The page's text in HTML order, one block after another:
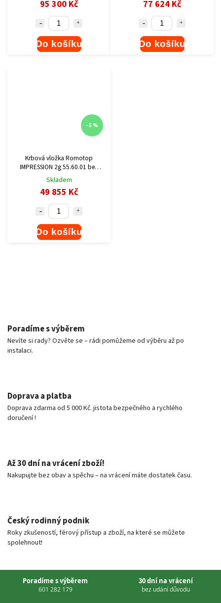
95 300 Kč
Do košíku
77 624 Kč
Do košíku
–5 %
Krbová vložka Romotop
IMPRESSION 2g 55.60.01 bez
šamotu - černá spalovací
komora
Skladem
49 855 Kč
Do košíku
Poradíme s výběrem
Nevíte si rady? Ozvěte se – rádi pomůžeme od výběru až po
instalaci.
Doprava a platba
Doprava zdarma od 5 000 Kč. jistota bezpečného a rychlého
doručení !
Až 30 dní na vrácení zboží!
Nakupujte bez obav a spěchu – na vrácení máte dostatek času.
Český rodinný podnik
Roky zkušeností, férový přístup a zboží, na které se můžete
spolehnout!
Poradíme s výběrem
601 282 179
30 dní na vrácení
bez udání důvodu